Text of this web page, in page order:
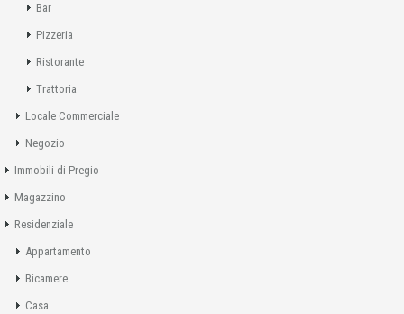
Bar
Pizzeria
Ristorante
Trattoria
Locale Commerciale
Negozio
Immobili di Pregio
Magazzino
Residenziale
Appartamento
Bicamere
Casa